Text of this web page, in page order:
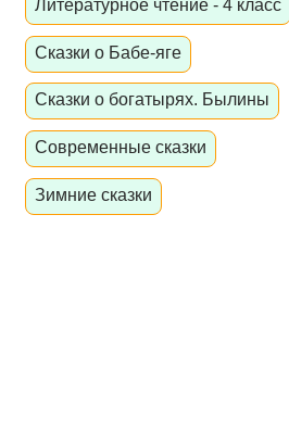
Литературное чтение - 4 класс
Сказки о Бабе-яге
Сказки о богатырях. Былины
Современные сказки
Зимние сказки